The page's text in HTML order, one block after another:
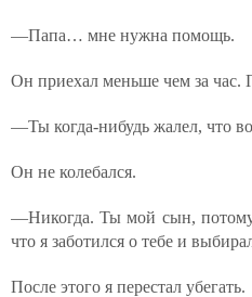
—Папа… мне нужна помощь.
Он приехал меньше чем за час.
—Ты когда-нибудь жалел, что
Он не колебался.
—Никогда. Ты мой сын, потому
что я заботился о тебе и
После этого я перестал убегать.